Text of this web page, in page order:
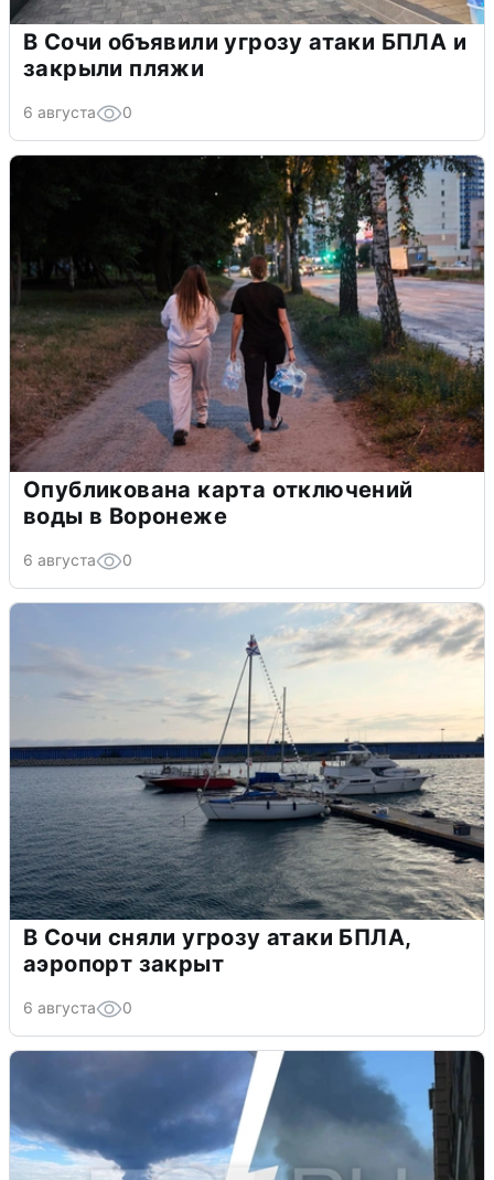
В Сочи объявили угрозу атаки БПЛА и
закрыли пляжи
6 августа 0
Опубликована карта отключений
воды в Воронеже
6 августа 0
В Сочи сняли угрозу атаки БПЛА,
аэропорт закрыт
6 августа 0